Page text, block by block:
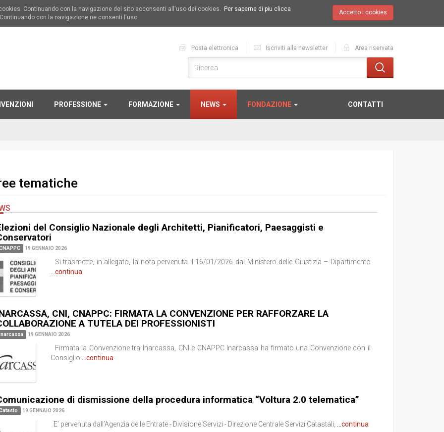
Continuando con la navigazione del sito acconsenti all'uso dei cookies.
Per saperne di piu clicca
con la navigazione ne consenti l'uso.
Accetto i cookies
Posta elettronica Iscriviti alla newsletter Area riservata
PROFESSIONE FORMAZIONE NEWS FONDAZIONE CONTATTI
tematiche
del Consiglio Nazionale degli Architetti, Pianificatori, Paesaggisti e
19 GENNAIO 2026
Si trasmette, in allegato, la nota pervenuta il 16/01/2026 dal Ministero delle Giustizia – Dipartimento
...continua
CNI, CNAPPC: FIRMATA LA CONVENZIONE PER RAFFORZARE LA
A TUTELA DEI PROFESSIONISTI
19 GENNAIO 2026
Firmata la Convenzione tra Inarcassa, CNI e CNAPPC Inarcassa ha firmato una Convenzione con il
Consiglio
...continua
di dismissione della procedura informatica “Voltura 2.0 telematica”
19 GENNAIO 2026
E’ pervenuta dall’Agenzia delle Entrate - Divisione Servizi - Direzione Centrale Servizi Catastali, ...continua